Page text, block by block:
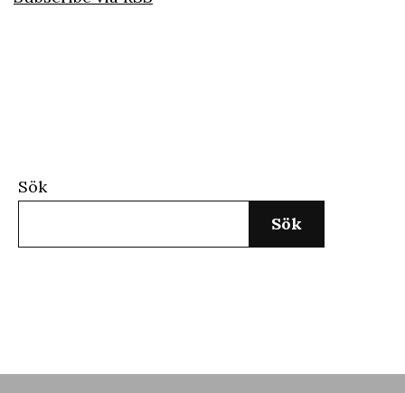
Sök
Sök